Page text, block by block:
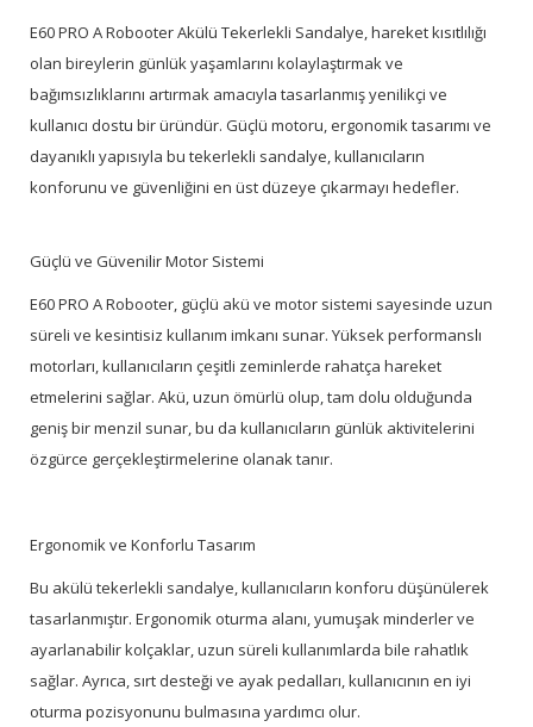
E60 PRO A Robooter Akülü Tekerlekli Sandalye, hareket kısıtlılığı
olan bireylerin günlük yaşamlarını kolaylaştırmak ve
bağımsızlıklarını artırmak amacıyla tasarlanmış yenilikçi ve
kullanıcı dostu bir üründür. Güçlü motoru, ergonomik tasarımı ve
dayanıklı yapısıyla bu tekerlekli sandalye, kullanıcıların
konforunu ve güvenliğini en üst düzeye çıkarmayı hedefler.
Güçlü ve Güvenilir Motor Sistemi
E60 PRO A Robooter, güçlü akü ve motor sistemi sayesinde uzun
süreli ve kesintisiz kullanım imkanı sunar. Yüksek performanslı
motorları, kullanıcıların çeşitli zeminlerde rahatça hareket
etmelerini sağlar. Akü, uzun ömürlü olup, tam dolu olduğunda
geniş bir menzil sunar, bu da kullanıcıların günlük aktivitelerini
özgürce gerçekleştirmelerine olanak tanır.
Ergonomik ve Konforlu Tasarım
Bu akülü tekerlekli sandalye, kullanıcıların konforu düşünülerek
tasarlanmıştır. Ergonomik oturma alanı, yumuşak minderler ve
ayarlanabilir kolçaklar, uzun süreli kullanımlarda bile rahatlık
sağlar. Ayrıca, sırt desteği ve ayak pedalları, kullanıcının en iyi
oturma pozisyonunu bulmasına yardımcı olur.